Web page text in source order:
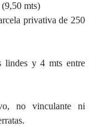
mts)
privativa de 250
lindes y 4 mts entre
no vinculante ni